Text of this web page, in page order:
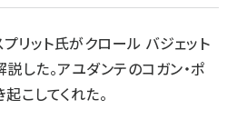
プリット氏がクロール バジェット
した。アユダンテのコガン・ポ
こしてくれた。